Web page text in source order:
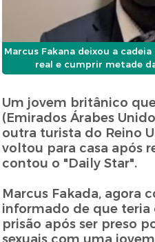
Marcus Fakana deixou a
real e cumprir metade
Um jovem britânico
(Emirados Árabes
outra turista do Reino
voltou para casa após
contou o "Daily Star".
Marcus Fakada, agora
informado de que
prisão após ser preso